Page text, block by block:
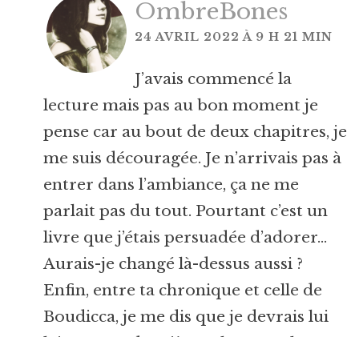
OmbreBones
24 AVRIL 2022 À 9 H 21 MIN
J’avais commencé la
lecture mais pas au bon moment je
pense car au bout de deux chapitres, je
me suis découragée. Je n’arrivais pas à
entrer dans l’ambiance, ça ne me
parlait pas du tout. Pourtant c’est un
livre que j’étais persuadée d’adorer…
Aurais-je changé là-dessus aussi ?
Enfin, entre ta chronique et celle de
Boudicca, je me dis que je devrais lui